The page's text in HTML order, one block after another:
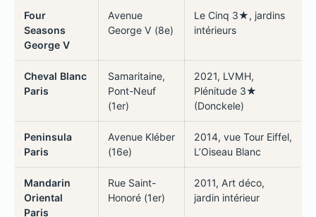
Four
Seasons
George V
Avenue
George V (8e)
Le Cinq 3★, jardins
intérieurs
Cheval Blanc
Paris
Samaritaine,
Pont-Neuf
(1er)
2021, LVMH,
Plénitude 3★
(Donckele)
Peninsula
Paris
Avenue Kléber
(16e)
2014, vue Tour Eiffel,
L’Oiseau Blanc
Mandarin
Oriental
Paris
Rue Saint-
Honoré (1er)
2011, Art déco,
jardin intérieur